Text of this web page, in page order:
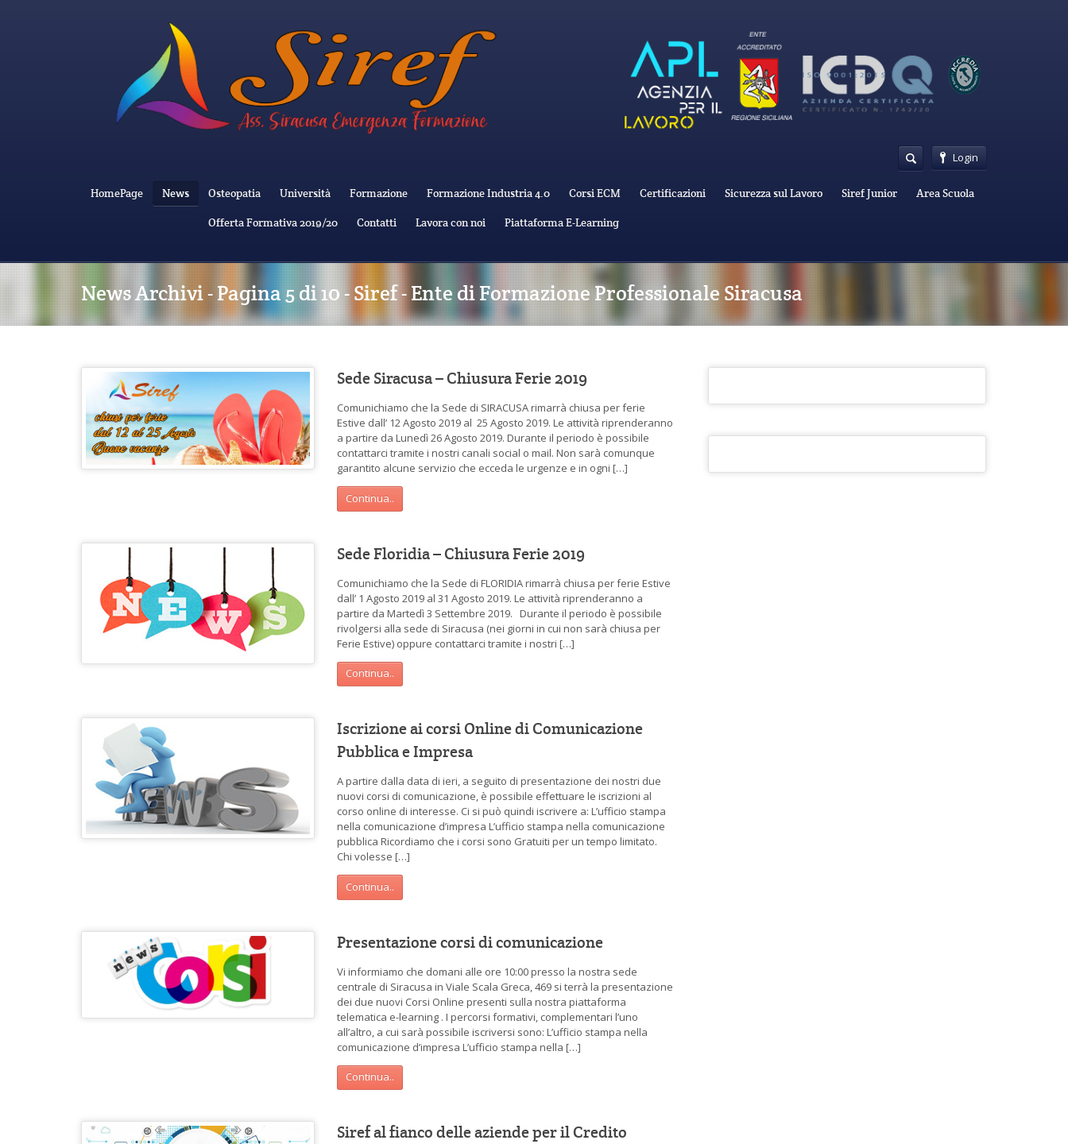
Login
HomePage News Osteopatia Università Formazione Formazione Industria 4.0 Corsi ECM Certificazioni Sicurezza sul Lavoro Siref Junior Area Scuola
Offerta Formativa 2019/20 Contatti Lavora con noi Piattaforma E-Learning
News Archivi - Pagina 5 di 10 - Siref - Ente di Formazione Professionale Siracusa
Sede Siracusa – Chiusura Ferie 2019
Comunichiamo che la Sede di SIRACUSA rimarrà chiusa per ferie
Estive dall’ 12 Agosto 2019 al 25 Agosto 2019. Le attività riprenderanno
a partire da Lunedì 26 Agosto 2019. Durante il periodo è possibile
contattarci tramite i nostri canali social o mail. Non sarà comunque
garantito alcune servizio che ecceda le urgenze e in ogni […]
Continua..
Sede Floridia – Chiusura Ferie 2019
Comunichiamo che la Sede di FLORIDIA rimarrà chiusa per ferie Estive
dall’ 1 Agosto 2019 al 31 Agosto 2019. Le attività riprenderanno a
partire da Martedì 3 Settembre 2019. Durante il periodo è possibile
rivolgersi alla sede di Siracusa (nei giorni in cui non sarà chiusa per
Ferie Estive) oppure contattarci tramite i nostri […]
Continua..
Iscrizione ai corsi Online di Comunicazione
Pubblica e Impresa
A partire dalla data di ieri, a seguito di presentazione dei nostri due
nuovi corsi di comunicazione, è possibile effettuare le iscrizioni al
corso online di interesse. Ci si può quindi iscrivere a: L’ufficio stampa
nella comunicazione d’impresa L’ufficio stampa nella comunicazione
pubblica Ricordiamo che i corsi sono Gratuiti per un tempo limitato.
Chi volesse […]
Continua..
Presentazione corsi di comunicazione
Vi informiamo che domani alle ore 10:00 presso la nostra sede
centrale di Siracusa in Viale Scala Greca, 469 si terrà la presentazione
dei due nuovi Corsi Online presenti sulla nostra piattaforma
telematica e-learning . I percorsi formativi, complementari l’uno
all’altro, a cui sarà possibile iscriversi sono: L’ufficio stampa nella
comunicazione d’impresa L’ufficio stampa nella […]
Continua..
Siref al fianco delle aziende per il Credito